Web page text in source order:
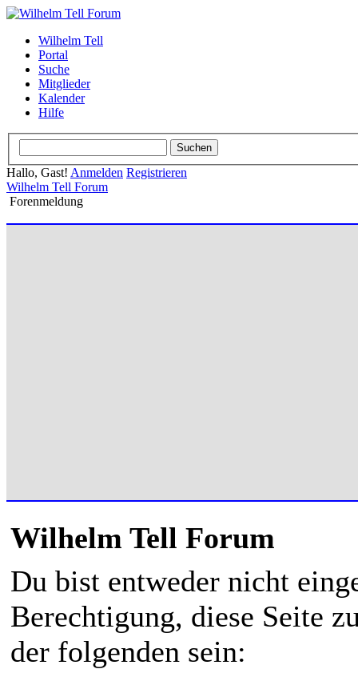
Wilhelm Tell
Portal
Suche
Mitglieder
Kalender
Hilfe
Hallo, Gast! Anmelden Registrieren
Wilhelm Tell Forum
Forenmeldung
Wilhelm Tell Forum
Du bist entweder nicht
Berechtigung, diese Seite
der folgenden sein: